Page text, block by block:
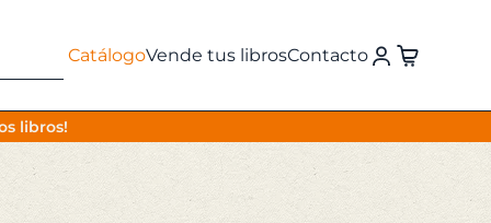
CatálogoVende tus librosContacto
libros!